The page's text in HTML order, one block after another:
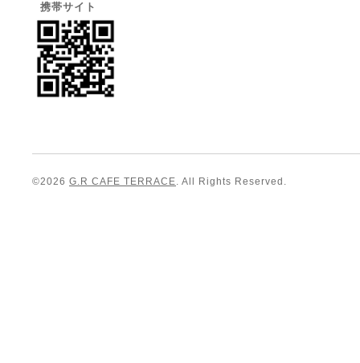
携帯サイト
©2026 G.R CAFE TERRACE. All Rights Reserved.